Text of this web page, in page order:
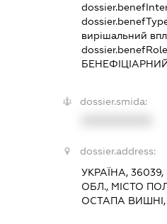
вирішальний
dossier.smida:
dossier.address:
УКРАЇНА,
ОБЛ., МІСТО
ОСТАПА